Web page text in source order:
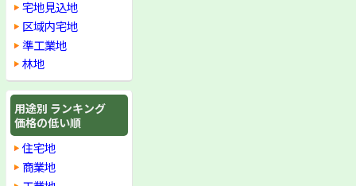
宅地見込地
区域内宅地
準工業地
林地
用途別 ランキング
価格の低い順
住宅地
商業地